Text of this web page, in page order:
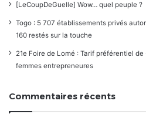
[LeCoupDeGuelle] Wow… quel peuple ?
Togo : 5 707 établissements privés
160 restés sur la touche
21e Foire de Lomé : Tarif préférentiel
femmes entrepreneures
Commentaires récents